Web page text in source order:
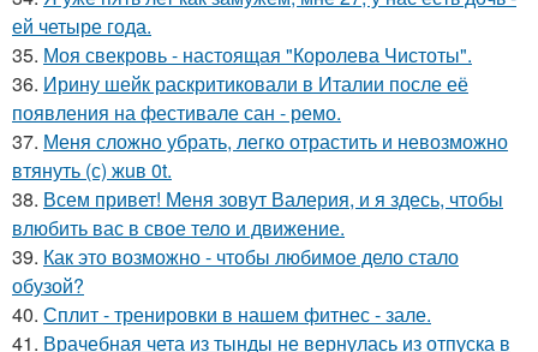
ей четыре года.
35. Моя свекровь - настоящая "Королева Чистоты".
36. Ирину шейк раскритиковали в Италии после её
появления на фестивале сан - ремо.
37. Меня сложно убрать, легко отрастить и невозможно
втянуть (с) жuв 0t.
38. Всем привет! Меня зовут Валерия, и я здесь, чтобы
влюбить вас в свое тело и движение.
39. Как это возможно - чтобы любимое дело стало
обузой?
40. Сплит - тренировки в нашем фитнес - зале.
41. Врачебная чета из тынды не вернулась из отпуска в